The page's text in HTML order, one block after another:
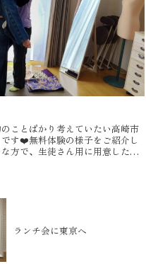
ことばかり考えていたい高崎市
す❤️無料体験の様子をご紹介し
方で、生徒さん用に用意した着
ランチ会に東京へ